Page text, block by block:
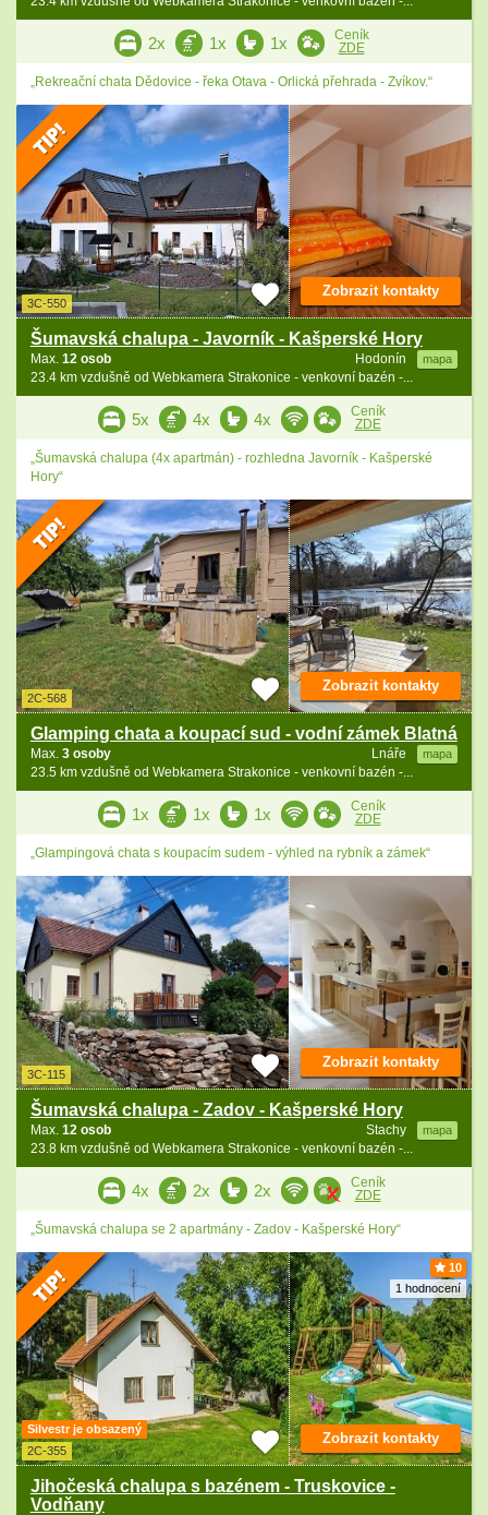
2x 1x 1x
Ceník
ZDE
„Rekreační chata Dědovice - řeka Otava - Orlická přehrada - Zvíkov.“
3C-550
Šumavská chalupa - Javorník - Kašperské Hory
Hodonín mapa
Max. 12 osob
23.4 km vzdušně od Webkamera Strakonice - venkovní bazén -...
Zobrazit kontakty
5x 4x 4x
Ceník
ZDE
„Šumavská chalupa (4x apartmán) - rozhledna Javorník - Kašperské
Hory“
2C-568
Glamping chata a koupací sud - vodní zámek Blatná
Lnáře mapa
Max. 3 osoby
23.5 km vzdušně od Webkamera Strakonice - venkovní bazén -...
Zobrazit kontakty
1x 1x 1x
Ceník
ZDE
„Glampingová chata s koupacím sudem - výhled na rybník a zámek“
3C-115
Šumavská chalupa - Zadov - Kašperské Hory
Stachy mapa
Max. 12 osob
23.8 km vzdušně od Webkamera Strakonice - venkovní bazén -...
Zobrazit kontakty
4x 2x 2x
Ceník
ZDE
„Šumavská chalupa se 2 apartmány - Zadov - Kašperské Hory“
10
1 hodnocení
Silvestr je obsazený
2C-355
Jihočeská chalupa s bazénem - Truskovice -
Vodňany
Zobrazit kontakty